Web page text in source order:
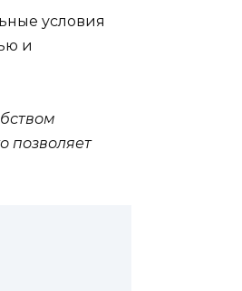
условия
и
позволяет